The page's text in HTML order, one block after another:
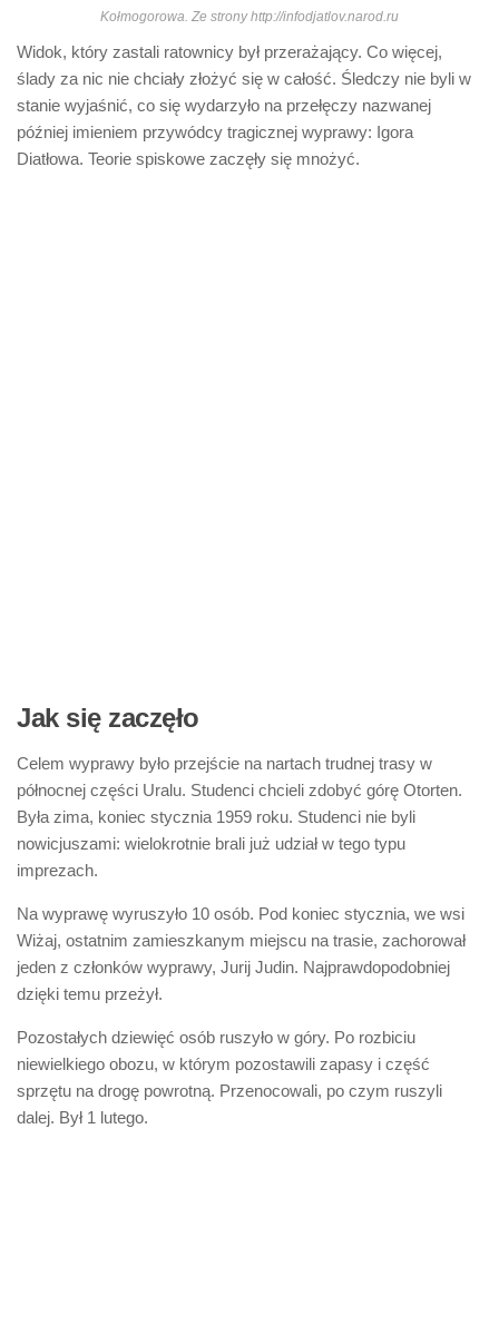
Kołmogorowa. Ze strony http://infodjatlov.narod.ru
Widok, który zastali ratownicy był przerażający. Co więcej,
ślady za nic nie chciały złożyć się w całość. Śledczy nie byli w
stanie wyjaśnić, co się wydarzyło na przełęczy nazwanej
później imieniem przywódcy tragicznej wyprawy: Igora
Diatłowa. Teorie spiskowe zaczęły się mnożyć.
Jak się zaczęło
Celem wyprawy było przejście na nartach trudnej trasy w
północnej części Uralu. Studenci chcieli zdobyć górę Otorten.
Była zima, koniec stycznia 1959 roku. Studenci nie byli
nowicjuszami: wielokrotnie brali już udział w tego typu
imprezach.
Na wyprawę wyruszyło 10 osób. Pod koniec stycznia, we wsi
Wiżaj, ostatnim zamieszkanym miejscu na trasie, zachorował
jeden z członków wyprawy, Jurij Judin. Najprawdopodobniej
dzięki temu przeżył.
Pozostałych dziewięć osób ruszyło w góry. Po rozbiciu
niewielkiego obozu, w którym pozostawili zapasy i część
sprzętu na drogę powrotną. Przenocowali, po czym ruszyli
dalej. Był 1 lutego.